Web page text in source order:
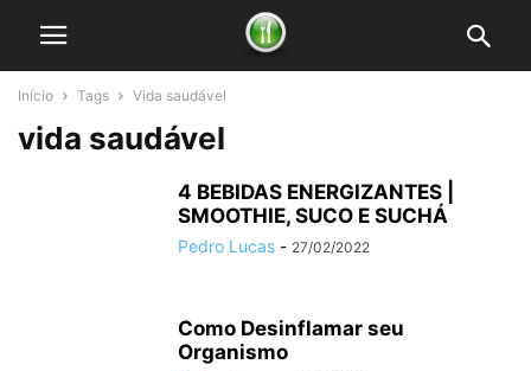
Início Tags Vida saudável
vida saudável
4 BEBIDAS ENERGIZANTES |
SMOOTHIE, SUCO E SUCHÁ
Pedro Lucas - 27/02/2022
Como Desinflamar seu
Organismo